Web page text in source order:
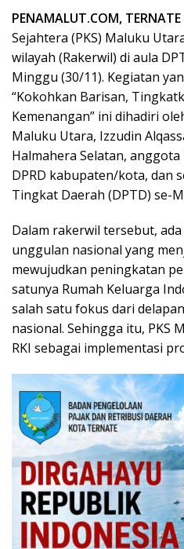
PENAMALUT.COM, TERNATE
Sejahtera (PKS) Maluku
wilayah (Rakerwil) di aula
Minggu (30/11). Kegiatan
“Kokohkan Barisan,
Kemenangan” ini dihadiri
Maluku Utara, Izzudin
Halmahera Selatan,
DPRD kabupaten/kota, dan
Tingkat Daerah (DPTD) se-
Dalam rakerwil tersebut,
unggulan nasional yang
mewujudkan peningkatan
satunya Rumah Keluarga
salah satu fokus dari
nasional. Sehingga itu, PKS
RKI sebagai implementasi